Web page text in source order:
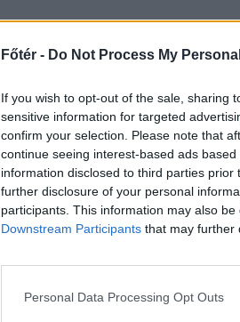
Főtér - Do Not Process My
If you wish to opt-out of the sale, sharing
sensitive information for targeted
confirm your selection. Please note that
continue seeing interest-based ads
information disclosed to third parties
further disclosure of your personal
participants. This information may also
Downstream Participants that may further
Personal Data Processing Opt Outs